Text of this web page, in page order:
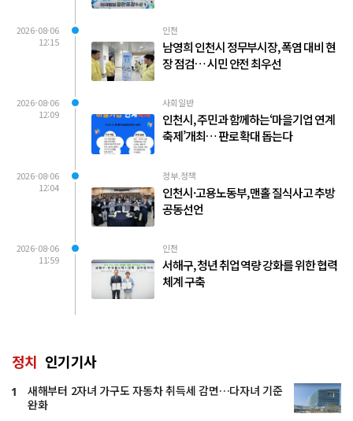
2026-08-06
12:15
인천
남영희 인천시 정무부시장, 폭염 대비 현
장 점검… 시민 안전 최우선
2026-08-06
12:09
사회일반
인천시, 주민과 함께하는‘마을기업 연계
축제’개최… 판로 확대 돕는다
2026-08-06
12:04
정부.정책
인천시·고용노동부, 맨홀 질식사고 추방
공동선언
2026-08-06
11:59
인천
서해구, 청년 취업 역량 강화를 위한 협력
체계 구축
정치 인기기사
1
새해부터 2자녀 가구도 자동차 취득세 감면…다자녀 기준
완화